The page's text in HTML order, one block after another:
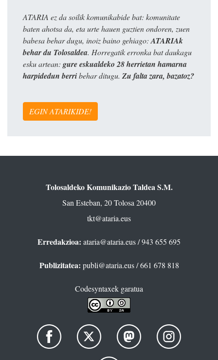
ATARIA ez da soilik komunikabide bat: komunitate
baten ahotsa da, eta urte hauen guztien ondoren, zuen
babesa behar dugu, inoiz baino gehiago: ATARIAk
behar du Tolosaldea. Horregatik erronka bat daukagu
esku artean: gure eskualdeko 28 herrietan hamarna
harpidedun berribehar ditugu. Zu falta zara, bazatoz?
EGIN ATARIKIDE!
Tolosaldeko Komunikazio Taldea S.M.
San Esteban, 20 Tolosa 20400
tkt@ataria.eus
Erredakzioa: ataria@ataria.eus/ 943 655 695
Publizitatea: publi@ataria.eus/ 661 678 818
Codesyntaxek garatua